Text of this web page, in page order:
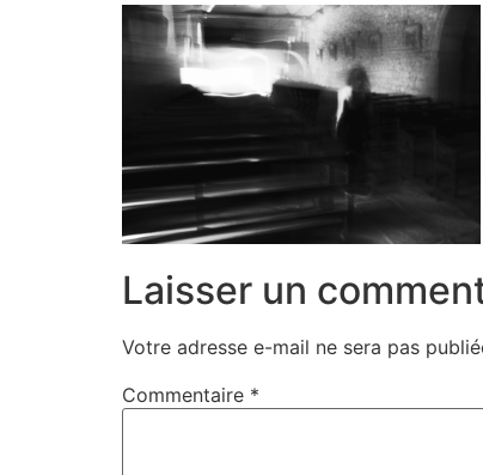
Laisser un
Votre adresse e-mail ne sera pas
Commentaire *